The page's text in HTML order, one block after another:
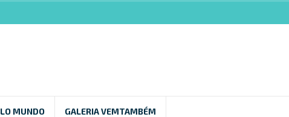
MUNDO GALERIA VEMTAMBÉM